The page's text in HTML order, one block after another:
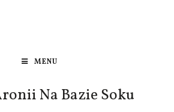
MENU
Na Bazie Soku